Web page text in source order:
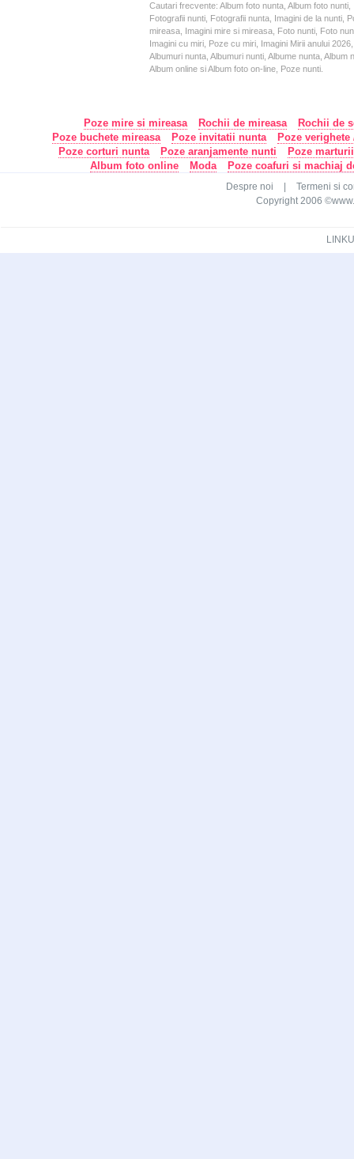
Cautari frecvente: Album foto nunta, Album foto
Fotografii nunti, Fotografii nunta, Imagini de la nunti,
mireasa, Imagini mire si mireasa, Foto nunti, Foto
Imagini cu miri, Poze cu miri, Imagini Mirii anului
Albumuri nunta, Albumuri nunti, Albume nunta,
Album online si Album foto on-line, Poze nunti.
Poze mire si mireasa Rochii de mireasa
Rochii de
Poze buchete mireasa
Poze invitatii nunta
Poze
Poze corturi nunta
Poze aranjamente nunti
Poze
Album foto online
Moda Poze coafuri si machiaj
Despre noi
Termeni si
Copyright 2006